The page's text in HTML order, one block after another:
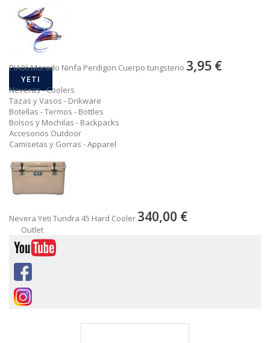
PIA06 Morado Ninfa Perdigon Cuerpo tungsteno 3,95 €
YETI
Neveras - Coolers
Tazas y Vasos - Drikware
Botellas - Termos - Bottles
Bolsos y Mochilas - Backpacks
Accesorios Outdoor
Camisetas y Gorras - Apparel
Nevera Yeti Tundra 45 Hard Cooler 340,00 €
Outlet